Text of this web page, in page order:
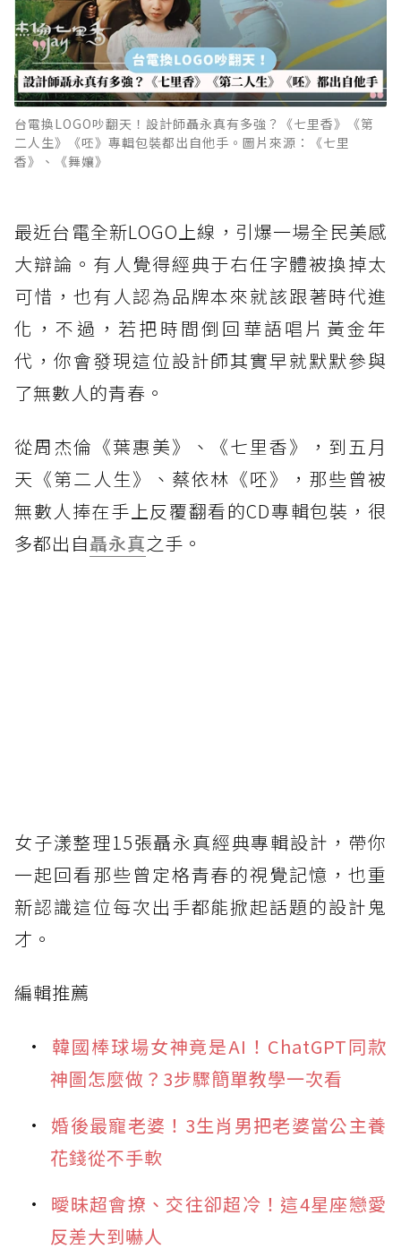
台電換LOGO吵翻天！設計師聶永真有多強？《七里香》《第
二人生》《呸》專輯包裝都出自他手。圖片來源：《七里
香》、《舞孃》
最近台電全新LOGO上線，引爆一場全民美感
大辯論。有人覺得經典于右任字體被換掉太
可惜，也有人認為品牌本來就該跟著時代進
化，不過，若把時間倒回華語唱片黃金年
代，你會發現這位設計師其實早就默默參與
了無數人的青春。
從周杰倫《葉惠美》、《七里香》，到五月
天《第二人生》、蔡依林《呸》，那些曾被
無數人捧在手上反覆翻看的CD專輯包裝，很
多都出自聶永真之手。
女子漾整理15張聶永真經典專輯設計，帶你
一起回看那些曾定格青春的視覺記憶，也重
新認識這位每次出手都能掀起話題的設計鬼
才。
編輯推薦
韓國棒球場女神竟是AI！ChatGPT同款
神圖怎麼做？3步驟簡單教學一次看
婚後最寵老婆！3生肖男把老婆當公主養
花錢從不手軟
曖昧超會撩、交往卻超冷！這4星座戀愛
反差大到嚇人